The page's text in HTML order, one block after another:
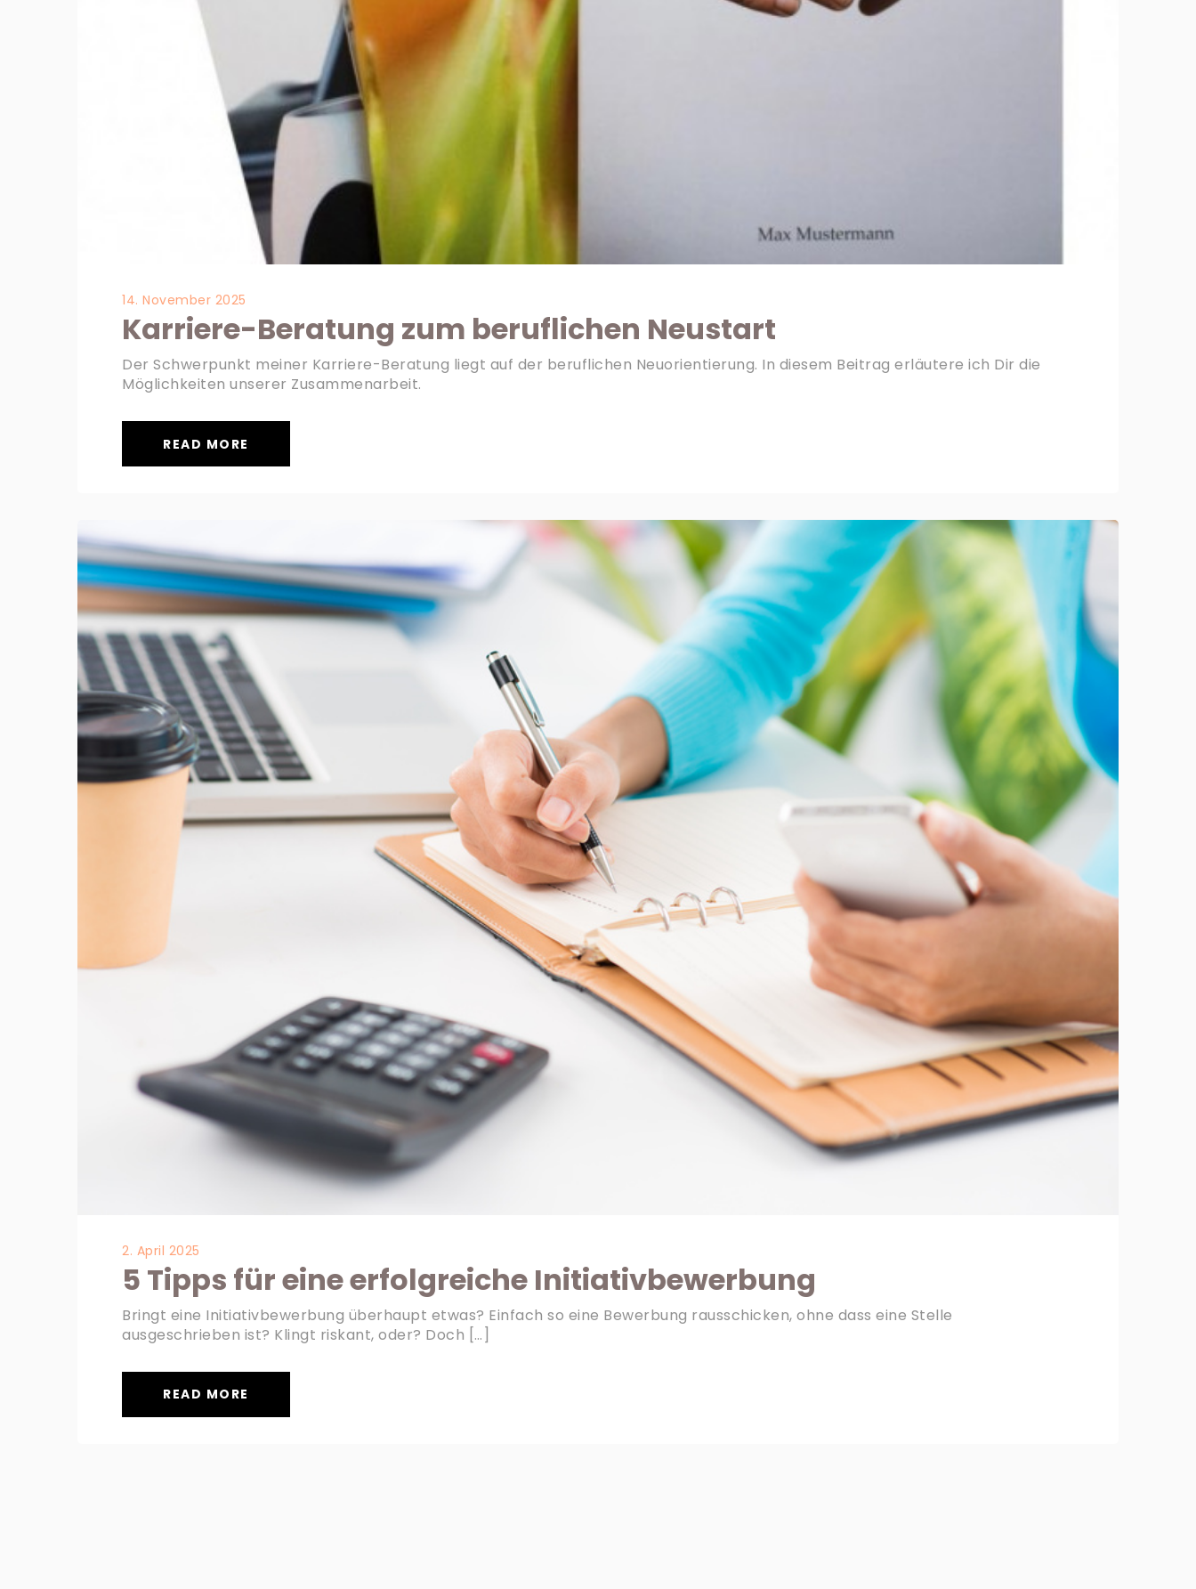
14. November 2025
Karriere-Beratung zum beruflichen Neustart
Der Schwerpunkt meiner Karriere-Beratung liegt auf der beruflichen Neuorientierung. In diesem Beitrag erläutere ich Dir die
Möglichkeiten unserer Zusammenarbeit.
READ MORE
2. April 2025
5 Tipps für eine erfolgreiche Initiativbewerbung
Bringt eine Initiativbewerbung überhaupt etwas? Einfach so eine Bewerbung rausschicken, ohne dass eine Stelle
ausgeschrieben ist? Klingt riskant, oder? Doch […]
READ MORE